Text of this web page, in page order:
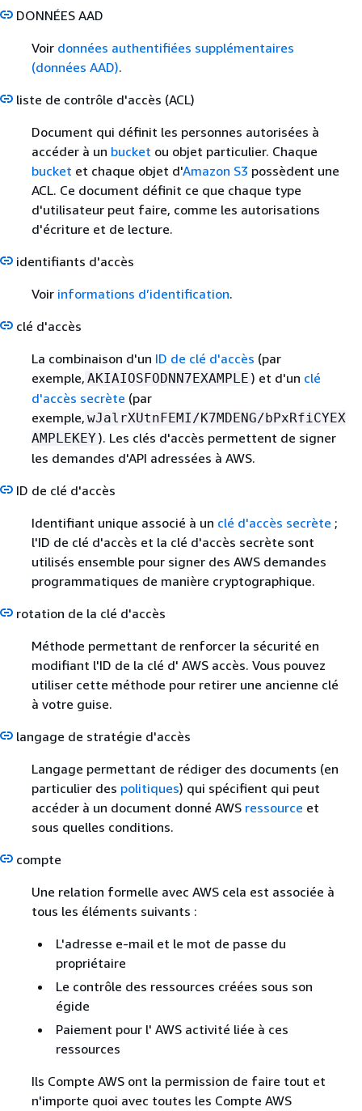
DONNÉES AAD
Voir données authentifiées supplémentaires
(données AAD).
liste de contrôle d'accès (ACL)
Document qui définit les personnes autorisées à
accéder à un bucket ou objet particulier. Chaque
bucket et chaque objet d'Amazon S3 possèdent une
ACL. Ce document définit ce que chaque type
d'utilisateur peut faire, comme les autorisations
d'écriture et de lecture.
identifiants d'accès
Voir informations d’identification.
clé d'accès
La combinaison d'un ID de clé d'accès (par
exemple, AKIAIOSFODNN7EXAMPLE ) et d'un clé
d'accès secrète (par
exemple, wJalrXUtnFEMI/K7MDENG/bPxRfiCYEX
AMPLEKEY). Les clés d'accès permettent de signer
les demandes d'API adressées à AWS.
ID de clé d'accès
Identifiant unique associé à un clé d'accès secrète ;
l'ID de clé d'accès et la clé d'accès secrète sont
utilisés ensemble pour signer des AWS demandes
programmatiques de manière cryptographique.
rotation de la clé d'accès
Méthode permettant de renforcer la sécurité en
modifiant l'ID de la clé d' AWS accès. Vous pouvez
utiliser cette méthode pour retirer une ancienne clé
à votre guise.
langage de stratégie d'accès
Langage permettant de rédiger des documents (en
particulier des politiques) qui spécifient qui peut
accéder à un document donné AWS ressource et
sous quelles conditions.
compte
Une relation formelle avec AWS cela est associée à
tous les éléments suivants :
L'adresse e-mail et le mot de passe du
propriétaire
Le contrôle des ressources créées sous son
égide
Paiement pour l' AWS activité liée à ces
ressources
Ils Compte AWS ont la permission de faire tout et
n'importe quoi avec toutes les Compte AWS